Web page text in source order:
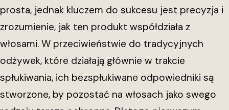
prosta, jednak kluczem do sukcesu jest precyzja i
zrozumienie, jak ten produkt współdziała z
włosami. W przeciwieństwie do tradycyjnych
odżywek, które działają głównie w trakcie
spłukiwania, ich bezspłukiwane odpowiedniki są
stworzone, by pozostać na włosach jako swego